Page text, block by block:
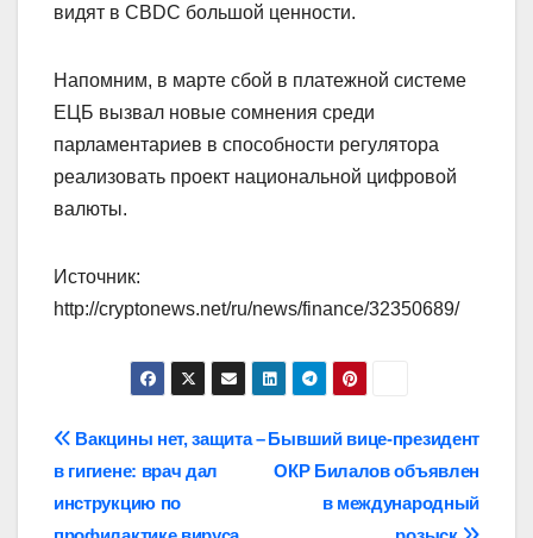
видят в CBDC большой ценности.
Напомним, в марте сбой в платежной системе
ЕЦБ вызвал новые сомнения среди
парламентариев в способности регулятора
реализовать проект национальной цифровой
валюты.
Источник:
http://cryptonews.net/ru/news/finance/32350689/
Навигация
по
Бывший вице-президент
ОКР Билалов объявлен
в международный
Вакцины нет, защита –
в гигиене: врач дал
инструкцию по